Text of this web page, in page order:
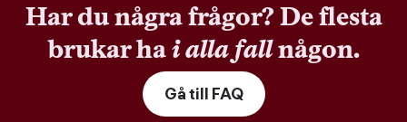
Har du några frågor? De flesta
brukar hai alla fallnågon.
Gå till FAQ